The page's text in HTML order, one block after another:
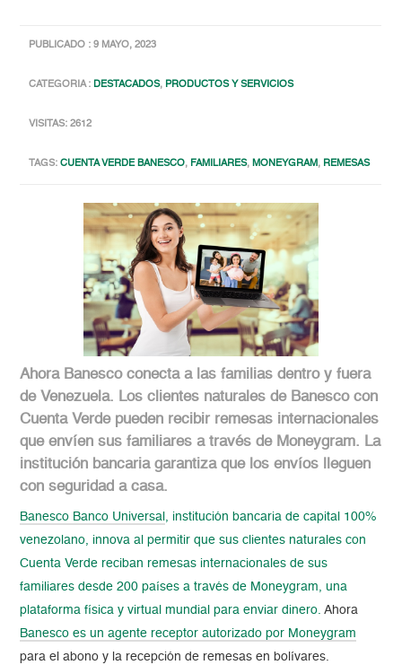
PUBLICADO : 9 MAYO, 2023
CATEGORIA :DESTACADOS, PRODUCTOS Y SERVICIOS
VISITAS: 2612
TAGS:CUENTA VERDE BANESCO, FAMILIARES,MONEYGRAM, REMESAS
Ahora Banesco conecta a las familias dentro y fuera
de Venezuela. Los clientes naturales de Banesco con
Cuenta Verde pueden recibir remesas internacionales
que envíen sus familiares a través de Moneygram. La
institución bancaria garantiza que los envíos lleguen
con seguridad a casa.
Banesco Banco Universal , institución bancaria de capital 100%
venezolano, innova al permitir que sus clientes naturales con
Cuenta Verde reciban remesas internacionales de sus
familiares desde 200 países a través de Moneygram, una
plataforma física y virtual mundial para enviar dinero. Ahora
Banesco es un agente receptor autorizado por Moneygram
para el abono y la recepción de remesas en bolívares.